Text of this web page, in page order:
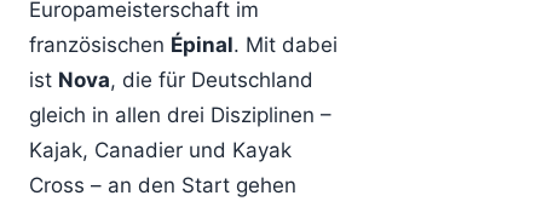
Europameisterschaft im
französischen Épinal. Mit dabei
ist Nova, die für Deutschland
gleich in allen drei Disziplinen –
Kajak, Canadier und Kayak
Cross – an den Start gehen